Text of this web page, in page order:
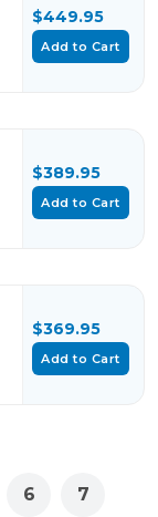
$449.95
Add to Cart
$389.95
Add to Cart
$369.95
Add to Cart
6 7